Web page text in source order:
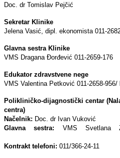
Doc. dr Tomislav Pejčić
Sekretar Klinike
Jelena Vasić, dipl. ekonomista 011-
Glavna sestra Klinike
VMS Dragana Đorđević 011-2659-176
Edukator zdravstvene nege
VMS Valentina Petković 011-2658-956/
Polikliničko-dijagnostički centar
centra)
Načelnik: Doc. dr Ivan Vuković
Glavna sestra: VMS
Kontrakt telefoni: 011/